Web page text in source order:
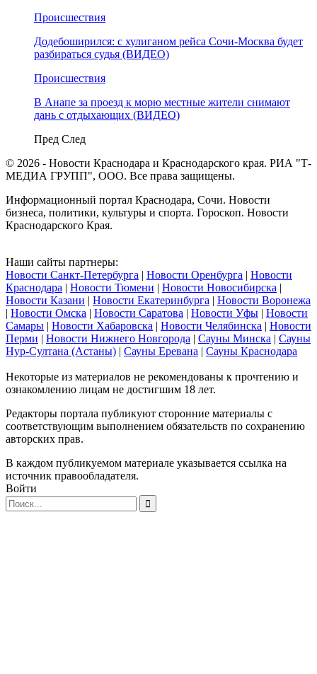
Происшествия
Додебоширился: с хулиганом рейса Сочи-Москва будет
разбираться судья (ВИДЕО)
Происшествия
В Анапе за проезд к морю местные жители снимают
дань с отдыхающих (ВИДЕО)
Пред След
© 2026 - Новости Краснодара и Краснодарского края. РИА "Т-
МЕДИА ГРУПП", ООО. Все права защищены.
Информационный портал Краснодара, Сочи. Новости
бизнеса, политики, культуры и спорта. Гороскоп. Новости
Краснодарского Края.
Наши сайты партнеры:
Новости Санкт-Петербурга | Новости Оренбурга | Новости
Краснодара | Новости Тюмени | Новости Новосибирска |
Новости Казани | Новости Екатеринбурга | Новости Воронежа
| Новости Омска | Новости Саратова | Новости Уфы | Новости
Самары | Новости Хабаровска | Новости Челябинска | Новости
Перми | Новости Нижнего Новгорода | Сауны Минска | Сауны
Нур-Султана (Астаны) | Сауны Еревана | Сауны Краснодара
Некоторые из материалов не рекомендованы к прочтению и
ознакомлению лицам не достигшим 18 лет.
Редакторы портала публикуют сторонние материалы с
соответствующим выполнением обязательств по сохранению
авторских прав.
В каждом публикуемом материале указывается ссылка на
источник правообладателя.
Войти